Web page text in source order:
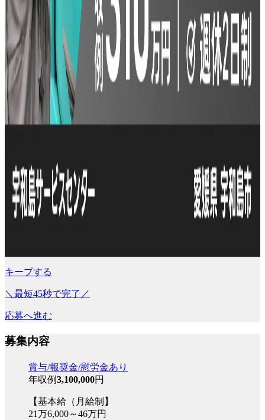
キープする
＼最短45秒で完了／
応募へ進む
募集内容
賞与/報奨金/慰労金あり
年収例3,100,000円
【基本給（月給制】
21万6,000～46万円